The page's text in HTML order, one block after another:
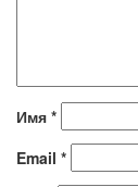
Имя *
Email *